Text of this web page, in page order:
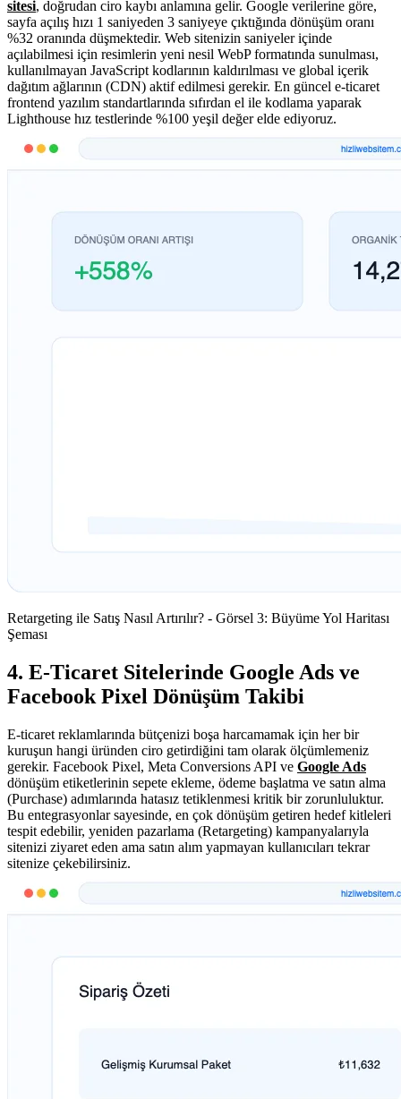
sitesi, doğrudan ciro kaybı anlamına gelir. Google verilerine göre,
sayfa açılış hızı 1 saniyeden 3 saniyeye çıktığında dönüşüm oranı
%32 oranında düşmektedir. Web sitenizin saniyeler içinde
açılabilmesi için resimlerin yeni nesil WebP formatında sunulması,
kullanılmayan JavaScript kodlarının kaldırılması ve global içerik
dağıtım ağlarının (CDN) aktif edilmesi gerekir. En güncel e-ticaret
frontend yazılım standartlarında sıfırdan el ile kodlama yaparak
Lighthouse hız testlerinde %100 yeşil değer elde ediyoruz.
Retargeting ile Satış Nasıl Artırılır? - Görsel 3: Büyüme Yol Haritası
Şeması
4. E-Ticaret Sitelerinde Google Ads ve
Facebook Pixel Dönüşüm Takibi
E-ticaret reklamlarında bütçenizi boşa harcamamak için her bir
kuruşun hangi üründen ciro getirdiğini tam olarak ölçümlemeniz
gerekir. Facebook Pixel, Meta Conversions API ve Google Ads
dönüşüm etiketlerinin sepete ekleme, ödeme başlatma ve satın alma
(Purchase) adımlarında hatasız tetiklenmesi kritik bir zorunluluktur.
Bu entegrasyonlar sayesinde, en çok dönüşüm getiren hedef kitleleri
tespit edebilir, yeniden pazarlama (Retargeting) kampanyalarıyla
sitenizi ziyaret eden ama satın alım yapmayan kullanıcıları tekrar
sitenize çekebilirsiniz.